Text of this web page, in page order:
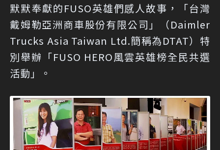
默默奉獻的FUSO英雄們感人故事，「台灣
戴姆勒亞洲商車股份有限公司」（Daimler
Trucks Asia Taiwan Ltd.簡稱為DTAT）特
別舉辦「FUSO HERO風雲英雄榜全民共選
活動」。